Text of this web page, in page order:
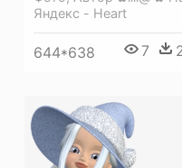
Яндекс - Heart
644*638 7